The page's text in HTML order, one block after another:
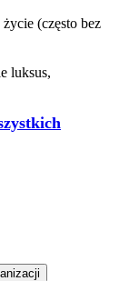
(często bez
luksus,